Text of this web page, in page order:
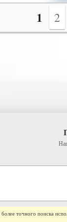
точного поиска
1 2